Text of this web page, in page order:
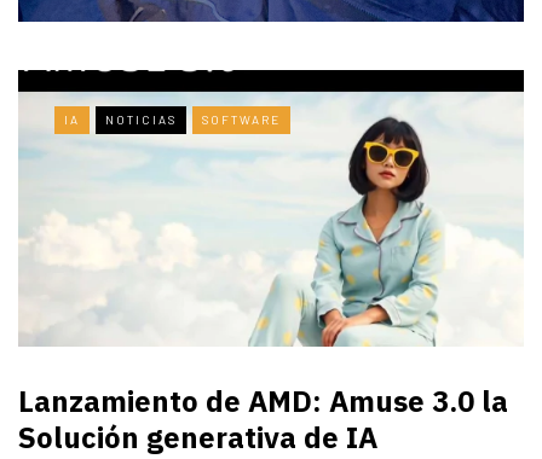
IA NOTICIAS SOFTWARE
Lanzamiento de AMD: Amuse 3.0 la
Solución generativa de IA